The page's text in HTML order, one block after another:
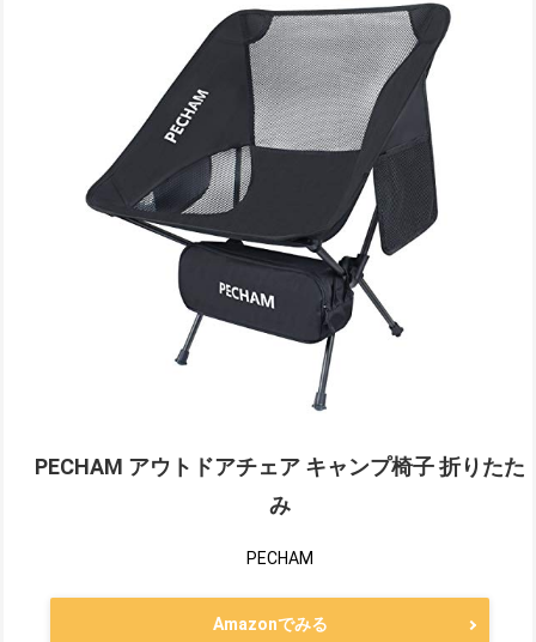
PECHAM アウトドアチェア キャンプ椅子 折りたた
み
PECHAM
Amazonでみる